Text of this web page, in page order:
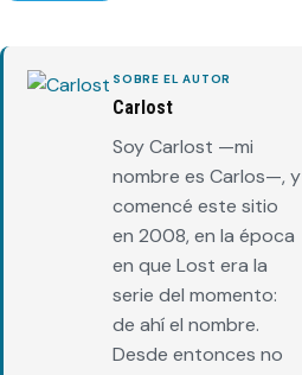
SOBRE EL AUTOR
Carlost
Soy Carlost —mi
nombre es Carlos—, y
comencé este sitio
en 2008, en la época
en que Lost era la
serie del momento:
de ahí el nombre.
Desde entonces no